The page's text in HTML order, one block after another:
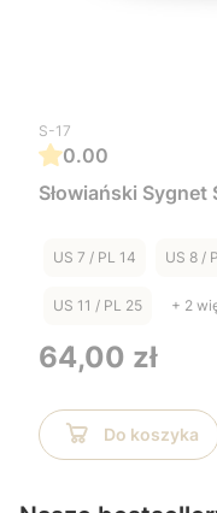
S-17
0.00
Słowiański Sygnet
US 7 / PL 14 US 8 /
US 11 / PL 25 + 2
Cena
64,00 zł
Do koszyka